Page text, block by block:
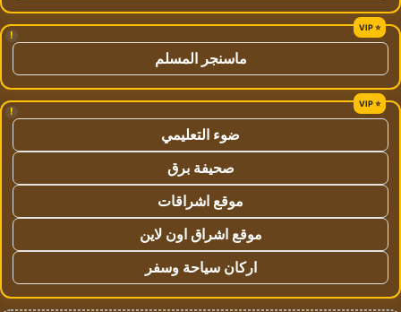
!
ماسنجر المسلم
!
ضوء التعليمي
صحيفة برق
موقع اشراقات
موقع اشراق اون لاين
اركان سياحة وسفر